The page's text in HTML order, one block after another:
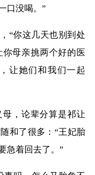
口没喝。”
“你这几天也别到处
母亲挑两个好的医
让她们和我们一起
，论辈分算是祁让
和了很多：“王妃胎
急着回去了。”